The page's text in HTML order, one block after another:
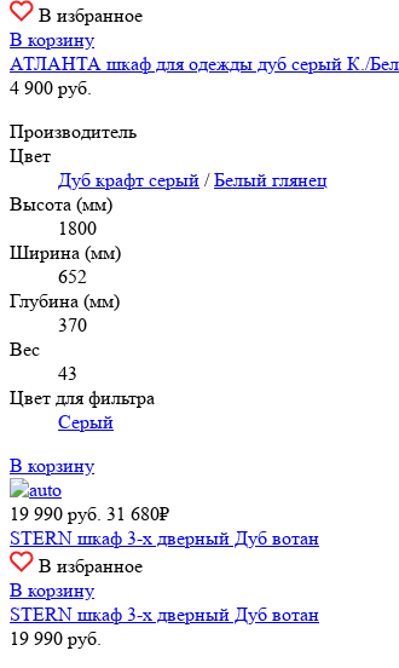
В избранное
В корзину
АТЛАНТА шкаф для одежды дуб серый К./
4 900 руб.
Производитель
Цвет
Дуб крафт серый /Белый глянец
Высота (мм)
1800
Ширина (мм)
652
Глубина (мм)
370
Вес
43
Цвет для фильтра
Серый
В корзину
19 990 руб. 31 680₽
STERN шкаф 3-х дверный Дуб вотан
В избранное
В корзину
STERN шкаф 3-х дверный Дуб вотан
19 990 руб.